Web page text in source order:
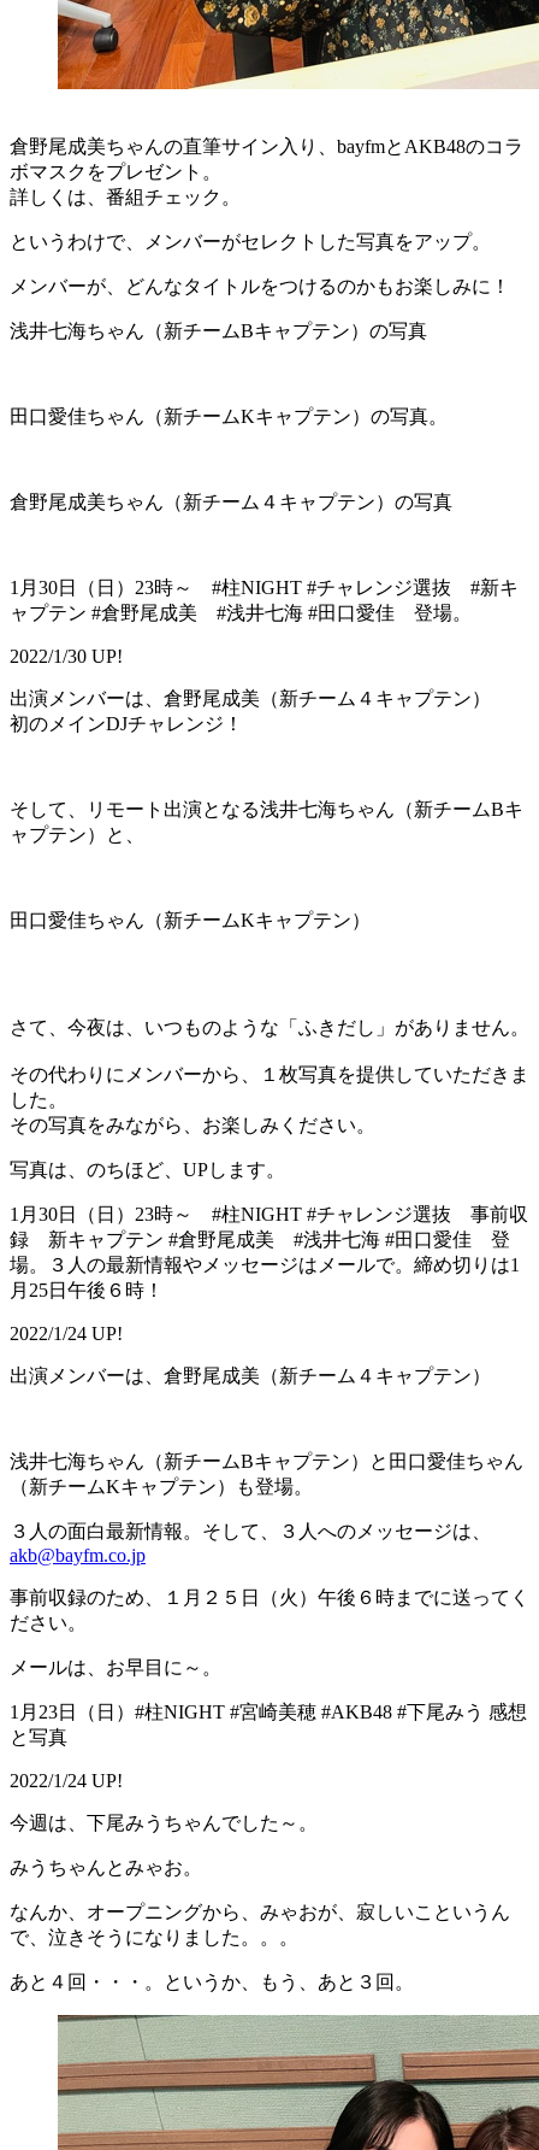
倉野尾成美ちゃんの直筆サイン入り、bayfmとAKB48のコラ
ボマスクをプレゼント。
詳しくは、番組チェック。
というわけで、メンバーがセレクトした写真をアップ。
メンバーが、どんなタイトルをつけるのかもお楽しみに！
浅井七海ちゃん（新チームBキャプテン）の写真
田口愛佳ちゃん（新チームKキャプテン）の写真。
倉野尾成美ちゃん（新チーム４キャプテン）の写真
1月30日（日）23時～ #柱NIGHT #チャレンジ選抜 #新キ
ャプテン #倉野尾成美 #浅井七海 #田口愛佳 登場。
2022/1/30 UP!
出演メンバーは、倉野尾成美（新チーム４キャプテン）
初のメインDJチャレンジ！
そして、リモート出演となる浅井七海ちゃん（新チームBキ
ャプテン）と、
田口愛佳ちゃん（新チームKキャプテン）
さて、今夜は、いつものような「ふきだし」がありません。
その代わりにメンバーから、１枚写真を提供していただきま
した。
その写真をみながら、お楽しみください。
写真は、のちほど、UPします。
1月30日（日）23時～ #柱NIGHT #チャレンジ選抜 事前収
録 新キャプテン #倉野尾成美 #浅井七海 #田口愛佳 登
場。３人の最新情報やメッセージはメールで。締め切りは1
月25日午後６時！
2022/1/24 UP!
出演メンバーは、倉野尾成美（新チーム４キャプテン）
浅井七海ちゃん（新チームBキャプテン）と田口愛佳ちゃん
（新チームKキャプテン）も登場。
３人の面白最新情報。そして、３人へのメッセージは、
akb@bayfm.co.jp
事前収録のため、１月２５日（火）午後６時までに送ってく
ださい。
メールは、お早目に～。
1月23日（日）#柱NIGHT #宮崎美穂 #AKB48 #下尾みう 感想
と写真
2022/1/24 UP!
今週は、下尾みうちゃんでした～。
みうちゃんとみゃお。
なんか、オープニングから、みゃおが、寂しいこというん
で、泣きそうになりました。。。
あと４回・・・。というか、もう、あと３回。